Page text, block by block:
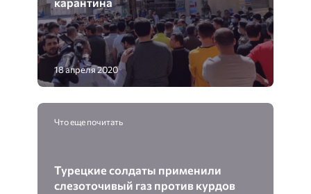
18 апреля 2020
Что еще почитать
Турецкие солдаты применили
слезоточивый газ против курдов